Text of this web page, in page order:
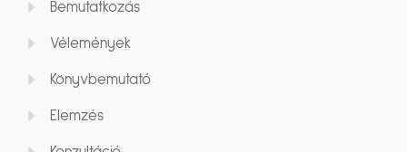
Bemutatkozás
Vélemények
Könyvbemutató
Elemzés